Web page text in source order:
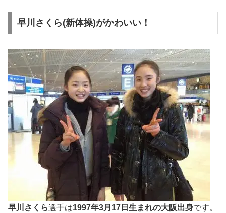
早川さくら(新体操)がかわいい！
早川さくら選手は1997年3月17日生まれの大阪出身です。